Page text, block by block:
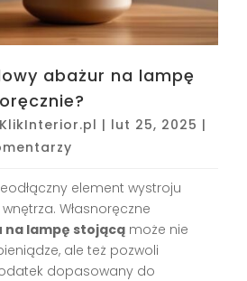
abażur na lampę
KlikInterior.pl | lut 25, 2025 |
element wystroju
Własnoręczne
na lampę stojącą może nie
ale też pozwoli
dopasowany do